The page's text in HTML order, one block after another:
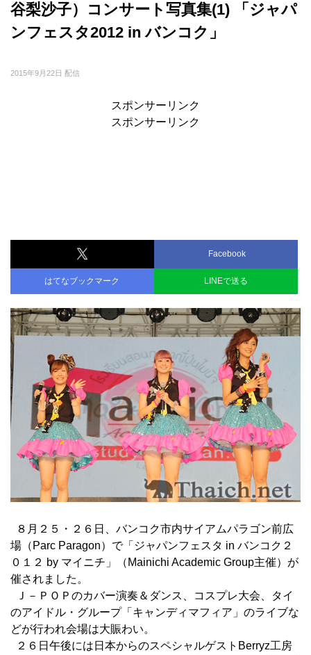
谷梨沙子）コンサート写真集(1) 「ジャパ
ンフェスタ2012 in バンコク」
2015年9月22日 配信
スポンサーリンク
スポンサーリンク
Facebook
はてなブックマーク LINEで送る
８月２５・２６日、バンコク市内サイアムパラゴン前広
場（Parc Paragon）で「ジャパンフェスタ in バンコク２
０１２ by マイニチ」（Mainichi Academic Group主催）が
催されました。
Ｊ－ＰＯＰのカバー演奏＆ダンス、コスプレ大会、タイ
のアイドル・グループ「キャンディマフィア」のライブな
どが行われ会場は大賑わい。
２６日午後には日本からのスペシャルゲストBerryz工房